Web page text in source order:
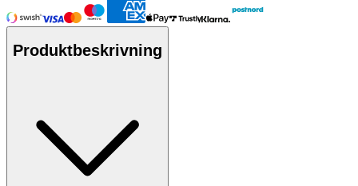
Produktbeskrivning